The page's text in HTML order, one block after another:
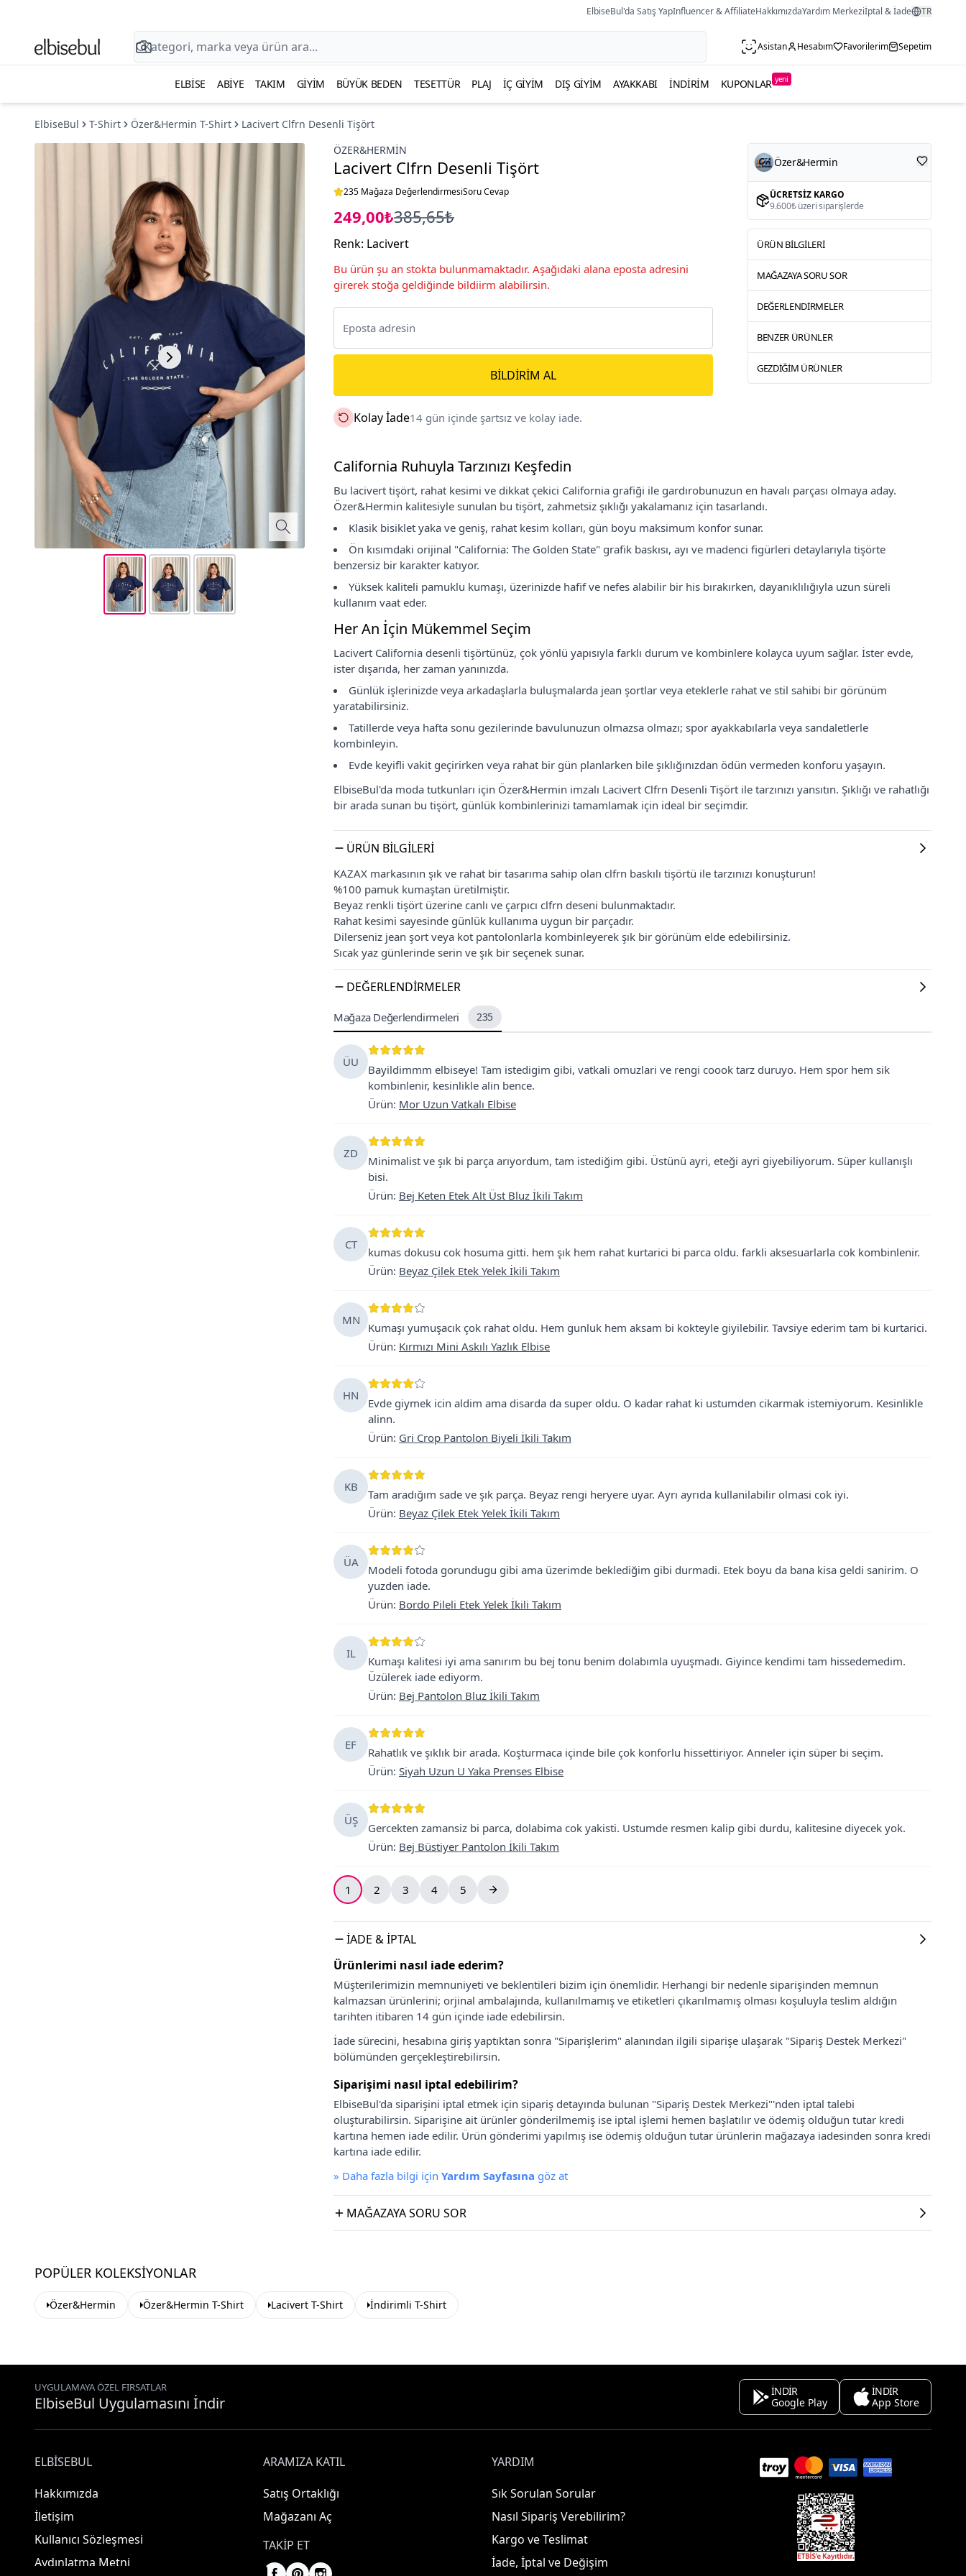
ElbiseBul'da Satış YapInfluencer & AffiliateHakkımızdaYardım Merkeziİptal & İade TR
Asistan Hesabım Favorilerim Sepetim
ELBISE ABIYE TAKIM GIYIM BÜYÜK BEDEN TESETTÜR PLAJ İÇ GIYIM DIŞ GIYIM AYAKKABI İNDIRIM KUPONLAR yeni
ElbiseBul T-Shirt Özer&Hermin T-Shirt
Lacivert Clfrn Desenli Tişört
ÖZER&HERMIN
Lacivert Clfrn Desenli Tişört
235 Mağaza DeğerlendirmesiSoru Cevap
249,00₺385,65₺
Renk: Lacivert
Bu ürün şu an stokta bulunmamaktadır. Aşağıdaki alana eposta adresini
girerek stoğa geldiğinde bildiirm alabilirsin.
BILDIRIM AL
Kolay İade14 gün içinde şartsız ve kolay iade.
Özer&Hermin
ÜCRETSIZ KARGO
9.600₺ üzeri siparişlerde
ÜRÜN BILGILERI
MAĞAZAYA SORU SOR
DEĞERLENDIRMELER
BENZER ÜRÜNLER
GEZDIĞIM ÜRÜNLER
California Ruhuyla Tarzınızı Keşfedin
Bu lacivert tişört, rahat kesimi ve dikkat çekici California grafiği ile gardırobunuzun en havalı parçası olmaya aday.
Özer&Hermin kalitesiyle sunulan bu tişört, zahmetsiz şıklığı yakalamanız için tasarlandı.
Klasik bisiklet yaka ve geniş, rahat kesim kolları, gün boyu maksimum konfor sunar.
Ön kısımdaki orijinal "California: The Golden State" grafik baskısı, ayı ve madenci figürleri detaylarıyla tişörte
benzersiz bir karakter katıyor.
Yüksek kaliteli pamuklu kumaşı, üzerinizde hafif ve nefes alabilir bir his bırakırken, dayanıklılığıyla uzun süreli
kullanım vaat eder.
Her An İçin Mükemmel Seçim
Lacivert California desenli tişörtünüz, çok yönlü yapısıyla farklı durum ve kombinlere kolayca uyum sağlar. İster evde,
ister dışarıda, her zaman yanınızda.
Günlük işlerinizde veya arkadaşlarla buluşmalarda jean şortlar veya eteklerle rahat ve stil sahibi bir görünüm
yaratabilirsiniz.
Tatillerde veya hafta sonu gezilerinde bavulunuzun olmazsa olmazı; spor ayakkabılarla veya sandaletlerle
kombinleyin.
Evde keyifli vakit geçirirken veya rahat bir gün planlarken bile şıklığınızdan ödün vermeden konforu yaşayın.
ElbiseBul'da moda tutkunları için Özer&Hermin imzalı Lacivert Clfrn Desenli Tişört ile tarzınızı yansıtın. Şıklığı ve rahatlığı
bir arada sunan bu tişört, günlük kombinlerinizi tamamlamak için ideal bir seçimdir.
ÜRÜN BILGILERI
KAZAX markasının şık ve rahat bir tasarıma sahip olan clfrn baskılı tişörtü ile tarzınızı konuşturun!
%100 pamuk kumaştan üretilmiştir.
Beyaz renkli tişört üzerine canlı ve çarpıcı clfrn deseni bulunmaktadır.
Rahat kesimi sayesinde günlük kullanıma uygun bir parçadır.
Dilerseniz jean şort veya kot pantolonlarla kombinleyerek şık bir görünüm elde edebilirsiniz.
Sıcak yaz günlerinde serin ve şık bir seçenek sunar.
DEĞERLENDIRMELER
Mağaza Değerlendirmeleri 235
ÜU
Bayildimmm elbiseye! Tam istedigim gibi, vatkali omuzlari ve rengi coook tarz duruyo. Hem spor hem sik
kombinlenir, kesinlikle alin bence.
Ürün: Mor Uzun Vatkalı Elbise
ZD
Minimalist ve şık bi parça arıyordum, tam istediğim gibi. Üstünü ayri, eteği ayri giyebiliyorum. Süper kullanışlı
bisi.
Ürün: Bej Keten Etek Alt Üst Bluz İkili Takım
CT
kumas dokusu cok hosuma gitti. hem şık hem rahat kurtarici bi parca oldu. farkli aksesuarlarla cok kombinlenir.
Ürün: Beyaz Çilek Etek Yelek İkili Takım
MN
Kumaşı yumuşacık çok rahat oldu. Hem gunluk hem aksam bi kokteyle giyilebilir. Tavsiye ederim tam bi kurtarici.
Ürün: Kırmızı Mini Askılı Yazlık Elbise
HN
Evde giymek icin aldim ama disarda da super oldu. O kadar rahat ki ustumden cikarmak istemiyorum. Kesinlikle
alinn.
Ürün: Gri Crop Pantolon Biyeli İkili Takım
KB
Tam aradığım sade ve şık parça. Beyaz rengi heryere uyar. Ayrı ayrıda kullanilabilir olmasi cok iyi.
Ürün: Beyaz Çilek Etek Yelek İkili Takım
ÜA
Modeli fotoda gorundugu gibi ama üzerimde beklediğim gibi durmadi. Etek boyu da bana kisa geldi sanirim. O
yuzden iade.
Ürün: Bordo Pileli Etek Yelek İkili Takım
IL
Kumaşı kalitesi iyi ama sanırım bu bej tonu benim dolabımla uyuşmadı. Giyince kendimi tam hissedemedim.
Üzülerek iade ediyorm.
Ürün: Bej Pantolon Bluz İkili Takım
EF
Rahatlık ve şıklık bir arada. Koşturmaca içinde bile çok konforlu hissettiriyor. Anneler için süper bi seçim.
Ürün: Siyah Uzun U Yaka Prenses Elbise
ÜŞ
Gercekten zamansiz bi parca, dolabima cok yakisti. Ustumde resmen kalip gibi durdu, kalitesine diyecek yok.
Ürün: Bej Büstiyer Pantolon İkili Takım
1 2 3 4 5
İADE & İPTAL
Ürünlerimi nasıl iade ederim?
Müşterilerimizin memnuniyeti ve beklentileri bizim için önemlidir. Herhangi bir nedenle siparişinden memnun
kalmazsan ürünlerini; orjinal ambalajında, kullanılmamış ve etiketleri çıkarılmamış olması koşuluyla teslim aldığın
tarihten itibaren 14 gün içinde iade edebilirsin.
İade sürecini, hesabına giriş yaptıktan sonra "Siparişlerim" alanından ilgili siparişe ulaşarak "Sipariş Destek Merkezi"
bölümünden gerçekleştirebilirsin.
Siparişimi nasıl iptal edebilirim?
ElbiseBul'da siparişini iptal etmek için sipariş detayında bulunan "Sipariş Destek Merkezi"'nden iptal talebi
oluşturabilirsin. Siparişine ait ürünler gönderilmemiş ise iptal işlemi hemen başlatılır ve ödemiş olduğun tutar kredi
kartına hemen iade edilir. Ürün gönderimi yapılmış ise ödemiş olduğun tutar ürünlerin mağazaya iadesinden sonra kredi
kartına iade edilir.
» Daha fazla bilgi için Yardım Sayfasına göz at
MAĞAZAYA SORU SOR
POPÜLER KOLEKSIYONLAR
Özer&Hermin Özer&Hermin T-Shirt Lacivert T-Shirt İndirimli T-Shirt
UYGULAMAYA ÖZEL FIRSATLAR
ElbiseBul Uygulamasını İndir
İNDİR
Google Play
İNDİR
App Store
ELBISEBUL
Hakkımızda
İletişim
Kullanıcı Sözleşmesi
Aydınlatma Metni
ARAMIZA KATIL
Satış Ortaklığı
Mağazanı Aç
TAKIP ET
YARDIM
Sık Sorulan Sorular
Nasıl Sipariş Verebilirim?
Kargo ve Teslimat
İade, İptal ve Değişim